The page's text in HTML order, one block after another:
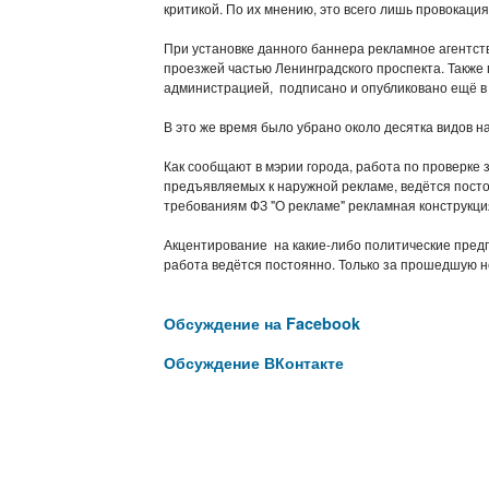
критикой. По их мнению, это всего лишь
При установке данного баннера рекламное
проезжей частью Ленинградского проспекта.
администрацией, подписано и опубликовано
В это же время было убрано около десятка видов
Как сообщают в мэрии города, работа по
предъявляемых к наружной рекламе, ведётся
требованиям ФЗ "О рекламе" рекламная
Акцентирование на какие-либо политические
работа ведётся постоянно. Только за прошедшую
Обсуждение на Facebook
Обсуждение ВКонтакте